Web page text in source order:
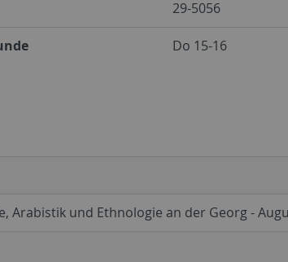
29-5056
Do 15-16
Arabistik und Ethnologie an der Georg -